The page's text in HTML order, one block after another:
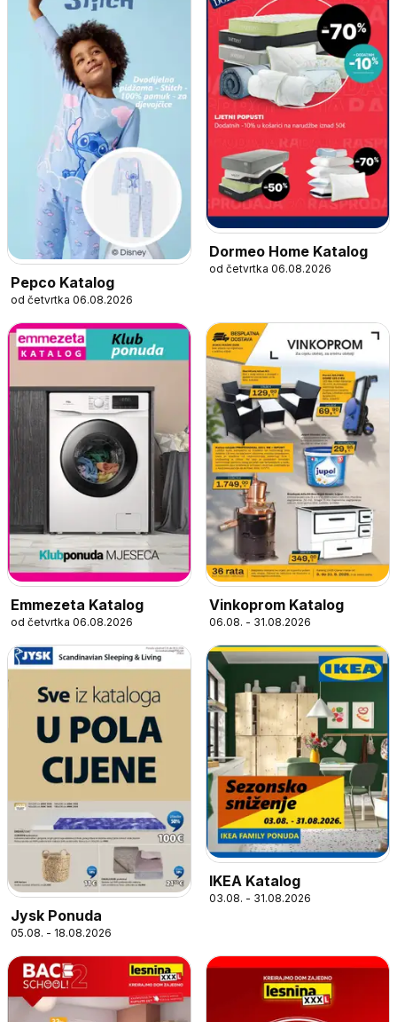
Pepco Katalog
od četvrtka 06.08.2026
Dormeo Home Katalog
od četvrtka 06.08.2026
Emmezeta Katalog
od četvrtka 06.08.2026
Vinkoprom Katalog
06.08. - 31.08.2026
Jysk Ponuda
05.08. - 18.08.2026
IKEA Katalog
03.08. - 31.08.2026